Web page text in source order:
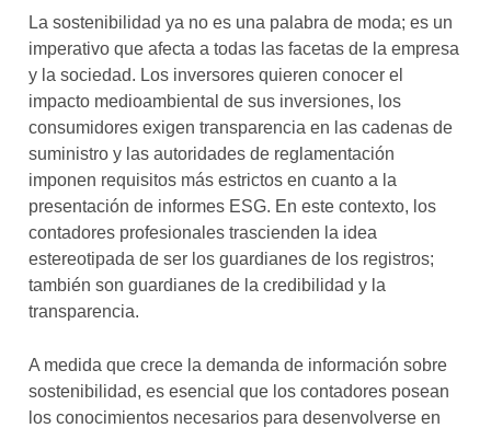
La sostenibilidad ya no es una palabra de moda; es un
imperativo que afecta a todas las facetas de la empresa
y la sociedad. Los inversores quieren conocer el
impacto medioambiental de sus inversiones, los
consumidores exigen transparencia en las cadenas de
suministro y las autoridades de reglamentación
imponen requisitos más estrictos en cuanto a la
presentación de informes ESG. En este contexto, los
contadores profesionales trascienden la idea
estereotipada de ser los guardianes de los registros;
también son guardianes de la credibilidad y la
transparencia.
A medida que crece la demanda de información sobre
sostenibilidad, es esencial que los contadores posean
los conocimientos necesarios para desenvolverse en